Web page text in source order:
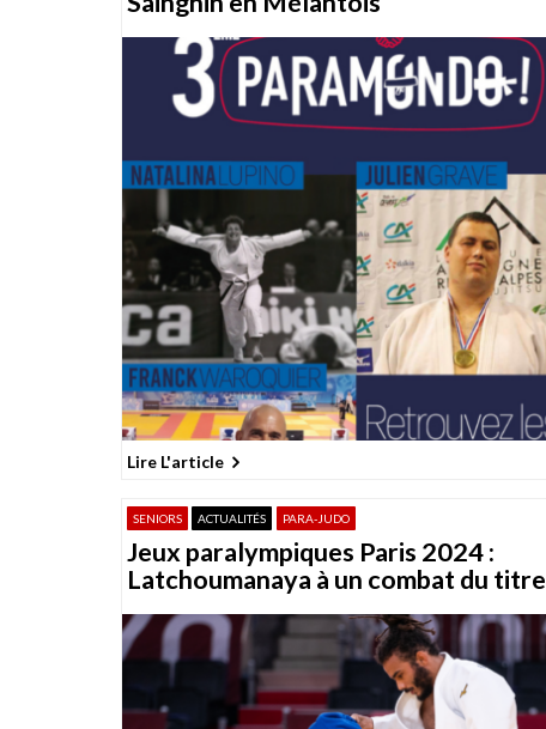
Lire L'article
SENIORS ACTUALITÉS PARA-JUDO
Jeux paralympiques Paris 2024 :
Latchoumanaya à un combat du titre